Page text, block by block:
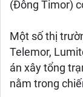
(Đông Timor)
Một số thị
Telemor,
án xây tổng
nằm trong